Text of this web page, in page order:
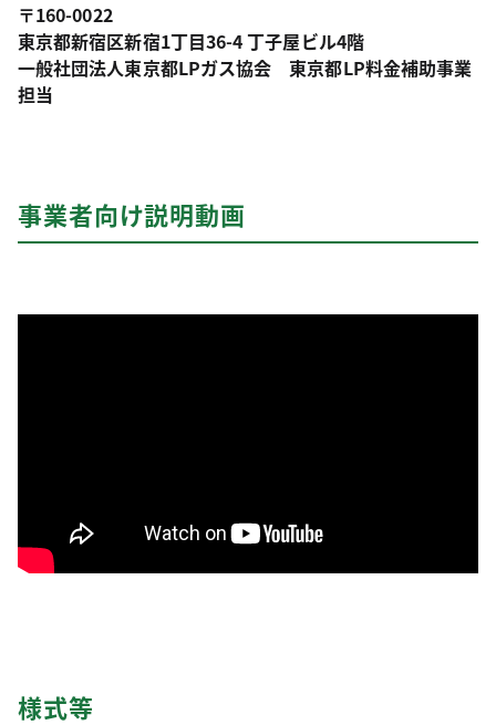
〒160-0022
東京都新宿区新宿1丁目36-4 丁子屋ビル4階
一般社団法人東京都LPガス協会 東京都LP料金補助事業
担当
事業者向け説明動画
様式等